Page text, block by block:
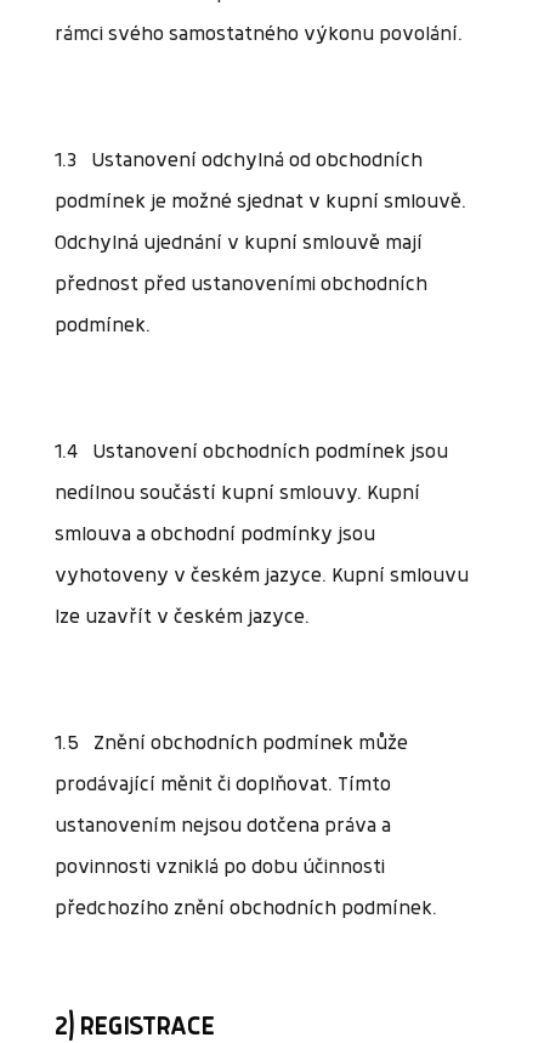
rámci svého samostatného výkonu povolání.
1.3 Ustanovení odchylná od obchodních
podmínek je možné sjednat v kupní smlouvě.
Odchylná ujednání v kupní smlouvě mají
přednost před ustanoveními obchodních
podmínek.
1.4 Ustanovení obchodních podmínek jsou
nedílnou součástí kupní smlouvy. Kupní
smlouva a obchodní podmínky jsou
vyhotoveny v českém jazyce. Kupní smlouvu
lze uzavřít v českém jazyce.
1.5 Znění obchodních podmínek může
prodávající měnit či doplňovat. Tímto
ustanovením nejsou dotčena práva a
povinnosti vzniklá po dobu účinnosti
předchozího znění obchodních podmínek.
2) REGISTRACE